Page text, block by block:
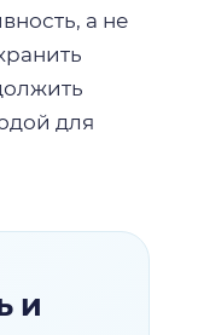
а не
для
и